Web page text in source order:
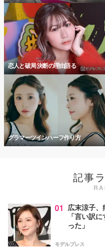
恋人と破局 決断の理由語る
グラマーツインハーフ作り方
記事
01 広末涼子
「言い訳
った」
モデルプレス